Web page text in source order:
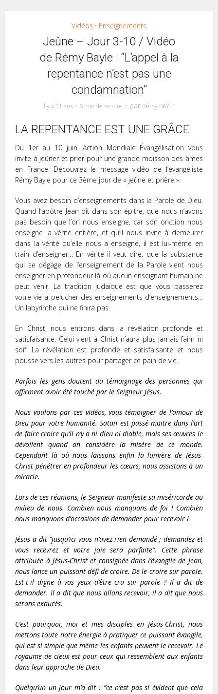
Vidéos • Enseignements
Jeûne – Jour 3-10 / Vidéo
de Rémy Bayle : “L’appel à la
repentance n’est pas une
condamnation”
Il y a 11 ans 6 min de lecture par Rémy BAYLE
LA REPENTANCE EST UNE GRÂCE
Du 1er au 10 juin, Action Mondiale Évangélisation vous
invite à jeûner et prier pour une grande moisson des âmes
en France. Découvrez le message vidéo de l’évangéliste
Rémy Bayle pour ce 3ème jour de « jeûne et prière ».
Vous avez besoin d’enseignements dans la Parole de Dieu.
Quand l’apôtre Jean dit dans son épitre, que nous n’avons
pas besoin que l’on nous enseigne, car son onction nous
enseigne la vérité entière, et qu’il nous invite à demeurer
dans la vérité qu’elle nous a enseigné, il est lui-même en
train d’enseigner… En vérité il veut dire, que la substance
qui se dégage de l’enseignement de la Parole vient nous
enseigner en profondeur là où aucun enseignant humain ne
peut venir. La tradition judaïque est que vous passerez
votre vie à pelucher des enseignements d’enseignements…
Un labyrinthe qui ne finira pas.
En Christ, nous entrons dans la révélation profonde et
satisfaisante. Celui vient à Christ n’aura plus jamais faim ni
soif. La révélation est profonde et satisfaisante et nous
pousse vers les autres pour partager ce pain de vie.
Parfois les gens doutent du témoignage des personnes qui
affirment avoir été touché par le Seigneur Jésus.
Nous voulons par ces vidéos, vous témoigner de l’amour de
Dieu pour votre humanité. Satan est passé maitre dans l’art
de faire croire qu’il n’y a ni dieu ni diable, mais ses œuvres le
dévoilent quand on considère la misère de ce monde.
Cependant là où nous laissons enfin la lumière de Jésus-
Christ pénétrer en profondeur les cœurs, nous assistons à un
miracle.
Lors de ces réunions, le Seigneur manifeste sa miséricorde au
milieu de nous. Combien nous manquons de foi ! Combien
nous manquons d’occasions de demander pour recevoir !
Jésus a dit “jusqu’ici vous n’avez rien demandé ; demandez et
vous recevrez et votre joie sera parfaite”. Cette phrase
attribuée à Jésus-Christ et consignée dans l’évangile de Jean,
nous lance un puissant défi de croire. De le croire sur parole.
Est-t-il digne à vos yeux d’être cru sur parole ? Il a dit de
demander. Il a dit que nous allons recevoir, il a dit que nous
serons exaucés.
C’est pourquoi, moi et mes disciples en Jésus-Christ, nous
mettons toute notre énergie à pratiquer ce puissant évangile,
qui est si simple que même les enfants peuvent le recevoir. Le
royaume de cieux est pour ceux qui ressemblent aux enfants
dans leur approche de Dieu.
Quelqu’un un jour m’a dit : “ce n’est pas si évident que cela